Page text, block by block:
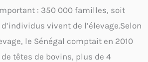
: 350 000 familles, soit
vivent de l’élevage.Selon
le Sénégal comptait en 2010
têtes de bovins, plus de 4